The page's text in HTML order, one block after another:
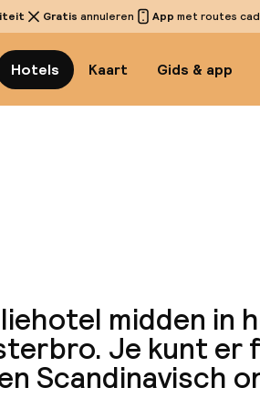
Gratis annuleren App met routes
Hotels Kaart Gids & app
midden in
Je kunt er
Scandinavisch